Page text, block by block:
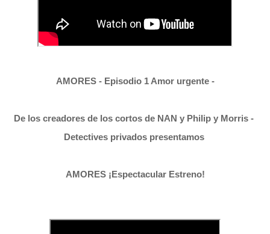
AMORES - Episodio 1 Amor urgente -
De los creadores de los cortos de NAN y Philip y Morris -
Detectives privados presentamos
AMORES ¡Espectacular Estreno!